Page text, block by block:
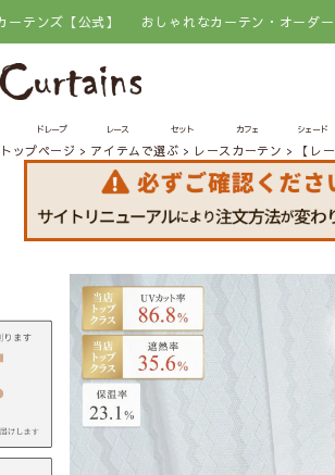
式】 おしゃれなカーテン・オーダーカーテン通
ドレープ レース セット カフェ シェード
トップページ アイテムで選ぶ レースカーテン 【レ